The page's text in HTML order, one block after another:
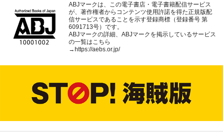
ABJマークは、この電子書店・電子書籍配信サービス
が、著作権者からコンテンツ使用許諾を得た正規版配
信サービスであることを示す登録商標（登録番号 第
6091713号）です。
ABJマークの詳細、ABJマークを掲示しているサービス
の一覧はこちら
→https://aebs.or.jp/